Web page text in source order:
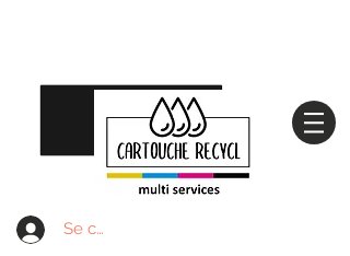
Se connecter